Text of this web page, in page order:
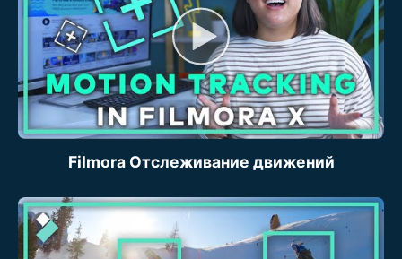
Filmora Отслеживание движений